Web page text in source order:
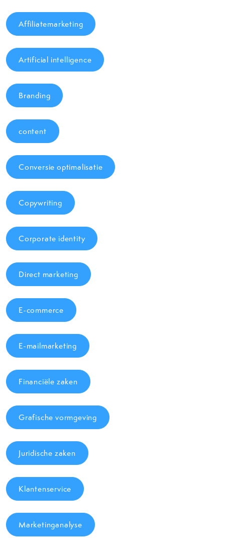
Affiliatemarketing
Artificial intelligence
Branding
content
Conversie optimalisatie
Copywriting
Corporate identity
Direct marketing
E-commerce
E-mailmarketing
Financiële zaken
Grafische vormgeving
Juridische zaken
Klantenservice
Marketinganalyse